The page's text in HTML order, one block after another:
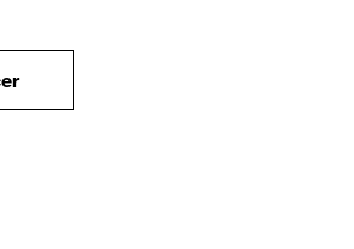
pour Utiliser votre mobile au